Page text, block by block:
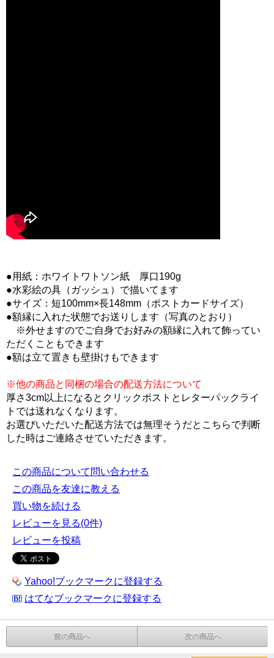
●用紙：ホワイトワトソン紙 厚口190g
●水彩絵の具（ガッシュ）で描いてます
●サイズ：短100mm×長148mm（ポストカードサイズ）
●額縁に入れた状態でお送りします（写真のとおり）
※外せますのでご自身でお好みの額縁に入れて飾ってい
ただくこともできます
●額は立て置きも壁掛けもできます
※他の商品と同梱の場合の配送方法について
厚さ3cm以上になるとクリックポストとレターパックライ
トでは送れなくなります。
お選びいただいた配送方法では無理そうだとこちらで判断
した時はご連絡させていただきます。
この商品について問い合わせる
この商品を友達に教える
買い物を続ける
レビューを見る(0件)
レビューを投稿
Yahoo!ブックマークに登録する
はてなブックマークに登録する
前の商品へ 次の商品へ